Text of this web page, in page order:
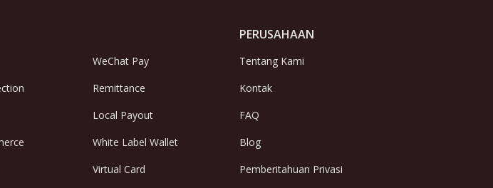
WeChat Pay
Remittance
Local Payout
White Label Wallet
Virtual Card
PERUSAHAAN
Tentang Kami
Kontak
FAQ
Blog
Pemberitahuan Privasi